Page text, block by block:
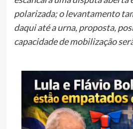
polarizada; o levantamento
daqui até a urna, proposta,
capacidade de mobilização